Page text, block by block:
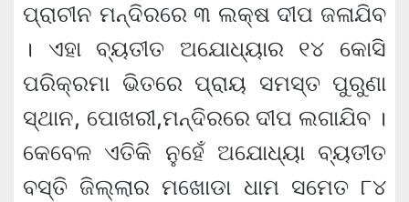
ପ୍ରାଚୀନ ମନ୍ଦିରରେ ୩ ଲକ୍ଷ ଦୀପ ଜଳାଯିବ
। ଏହା ବ୍ୟତୀତ ଅଯୋଧ୍ୟାର ୧୪ କୋସି
ପରିକ୍ରମା ଭିତରେ ପ୍ରାୟ ସମସ୍ତ ପୁରୁଣା
ସ୍ଥାନ, ପୋଖରୀ,ମନ୍ଦିରରେ ଦୀପ ଲଗାଯିବ ।
କେବେଳ ଏତିକି ନୁହେଁ ଅଯୋଧ୍ୟା ବ୍ୟତୀତ
ବସ୍ତି ଜିଲ୍ଲାର ମଖୋଡା ଧାମ ସମେତ ୮୪